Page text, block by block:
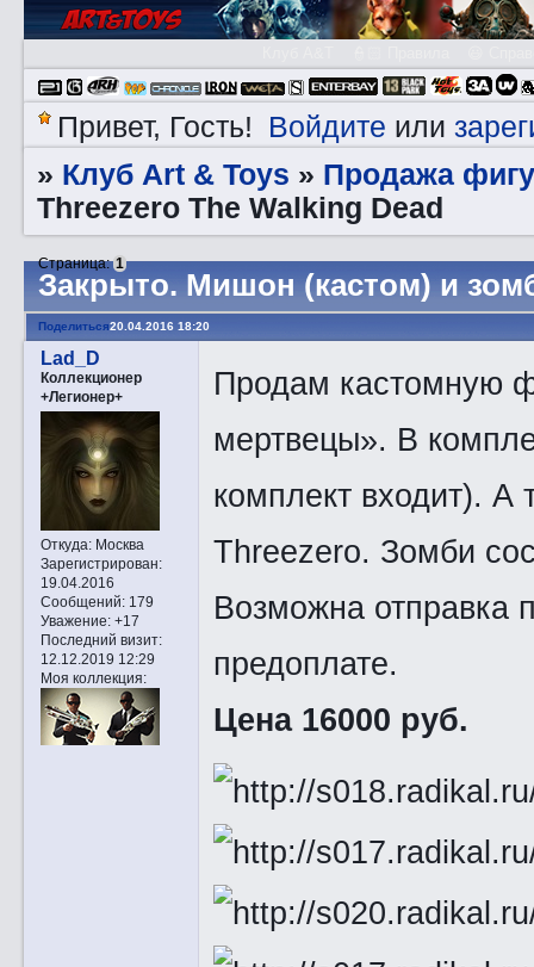
Привет, Гость! Войдите или
» Клуб Art & Toys » Продажа
Threezero The Walking Dead
Закрытo. Мишон (кастом) и
Страница:1
Поделиться20.04.2016 18:20
Lad_D
Коллекционер
+Легионер+
Откуда:Москва
Зарегистрирован:
19.04.2016
Сообщений:179
Уважение: +17
Последний визит:
12.12.2019 12:29
Моя коллекция:
Продам кастомную
мертвецы». В
комплект входит). А
Threezero. Зомби
Возможна отправка
предоплате.
Цена 16000 руб.